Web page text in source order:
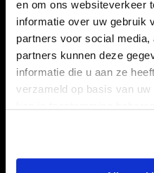
en om ons websiteverkeer
informatie over uw gebruik
partners voor social
partners kunnen deze
informatie die u aan ze
verzameld op basis van
Volg ons ook via
Navigeer naar
TEAMS